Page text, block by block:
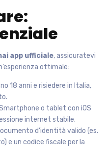
app ufficiale, assicuratevi
ottimale:
18 anni e risiedere in Italia,
o tablet con iOS
internet stabile.
d’identità valido (es.
e un codice fiscale per la